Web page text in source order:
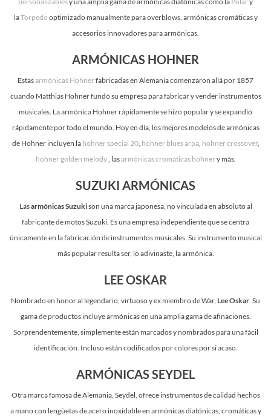
laTorpedo optimizado manualmente para overblows, armónicas cromáticas y
accesorios innovadores para armónicas.
ARMÓNICAS HOHNER
Estasarmónicas Hohnerfabricadas en Alemania comenzaron allá por 1857
cuando Matthias Hohner fundó su empresa para fabricar y vender instrumentos
musicales. La armónica Hohner rápidamente se hizo popular y se expandió
rápidamente por todo el mundo. Hoy en día, los mejores modelos de armónicas
de Hohner incluyen la hohner special 20, hohner blues arpa, hohner crossover,
hohner golden melody , lasarmónicas cromáticas hohnery más.
SUZUKI ARMÓNICAS
Lasarmónicas Suzukison una marca japonesa, no vinculada en absoluto al
fabricante de motos Suzuki. Es una empresa independiente que se centra
únicamente en la fabricación de instrumentos musicales. Su instrumento musical
más popular resulta ser, lo adivinaste, la armónica.
LEE OSKAR
Nombrado en honor al legendario, virtuoso y ex miembro de War, Lee Oskar . Su
gama de productos incluye armónicas en una amplia gama de afinaciones.
Sorprendentemente, simplemente están marcados y nombrados para una fácil
identificación. Incluso están codificados por colores por si acaso.
ARMÓNICAS SEYDEL
Otra marca famosa de Alemania, Seydel, ofrece instrumentos de calidad hechos
a mano con lengüetas de acero inoxidable en armónicas diatónicas, cromáticas y